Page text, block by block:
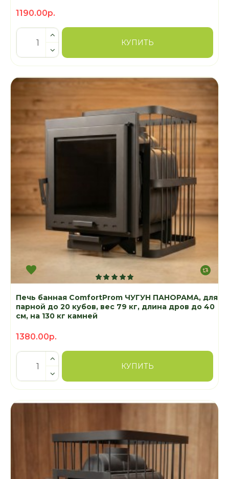
1190.00р.
КУПИТЬ
Печь банная ComfortProm ЧУГУН ПАНОРАМА, для
парной до 20 кубов, вес 79 кг, длина дров до 40
см, на 130 кг камней
1380.00р.
КУПИТЬ